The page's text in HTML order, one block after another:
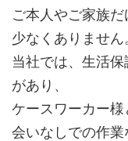
ご本人やご家族
少なくありません
当社では、生活
があり、
ケースワーカー
会いなしでの作業